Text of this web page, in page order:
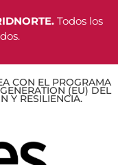
Todos los
CON EL PROGRAMA
(EU) DEL
Y RESILIENCIA.